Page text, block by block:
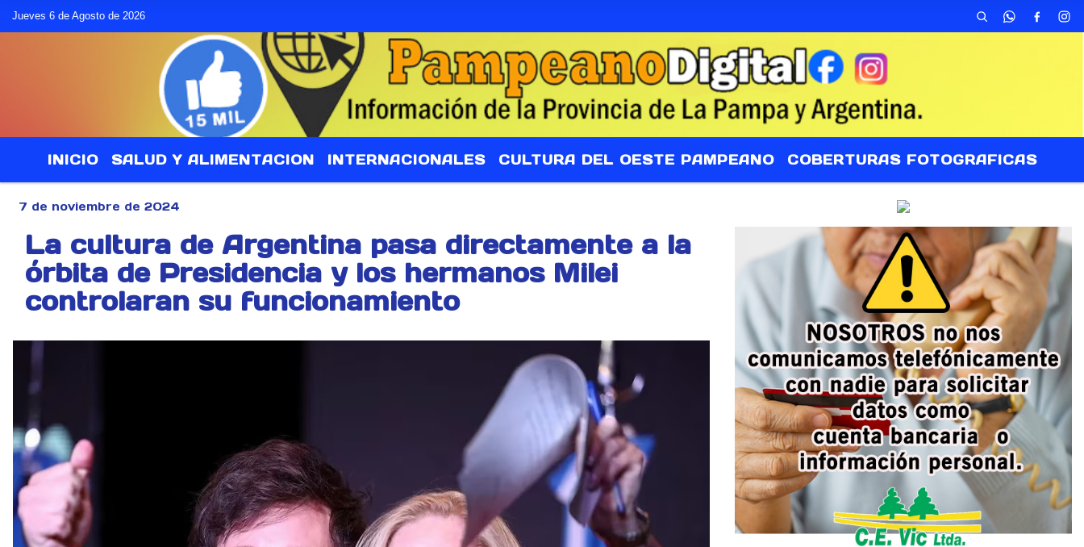
Jueves 6 de Agosto de 2026
INICIO SALUD Y ALIMENTACION INTERNACIONALES CULTURA DEL OESTE PAMPEANO COBERTURAS FOTOGRAFICAS
7 de noviembre de 2024
La cultura de Argentina pasa directamente a la
órbita de Presidencia y los hermanos Milei
controlaran su funcionamiento